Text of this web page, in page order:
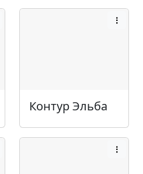
Контур Эльба